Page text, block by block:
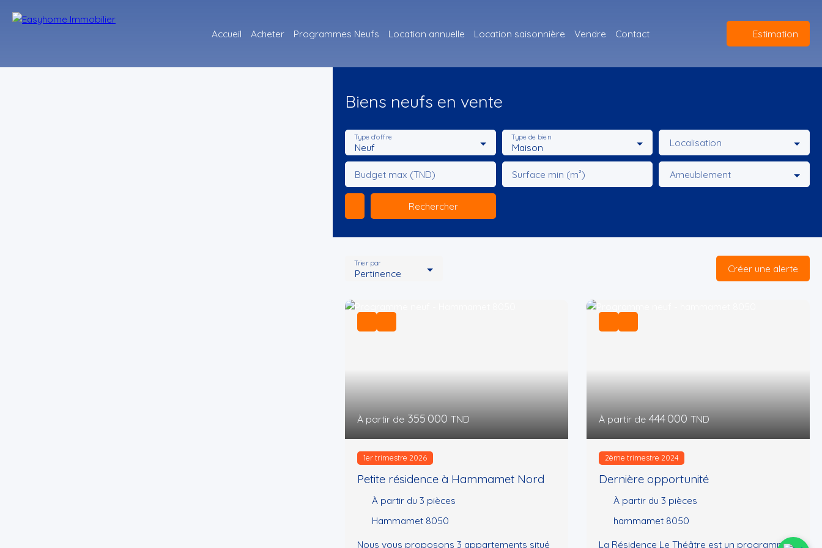
Accueil Acheter Programmes Neufs Location annuelle Location saisonnière Vendre Contact Estimation
Biens neufs en vente
Neuf
Type d'offre
Maison
Type de bien Localisation
Budget max (TND) Surface min (m²) Ameublement
Rechercher
Pertinence
Trier par Créer une alerte
À partir de 355 000 TND
1er trimestre 2026
Petite résidence à Hammamet Nord
À partir du 3 pièces
Hammamet 8050
Nous vous proposons 3 appartements situé
À partir de 444 000 TND
2ème trimestre 2024
Dernière opportunité
À partir du 3 pièces
hammamet 8050
La Résidence Le Théâtre est un programme